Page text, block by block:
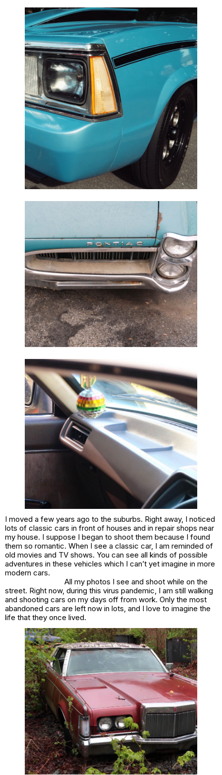
I moved a few years ago to the suburbs. Right away, I noticed
lots of classic cars in front of houses and in repair shops near
my house. I suppose I began to shoot them because I found
them so romantic. When I see a classic car, I am reminded of
old movies and TV shows. You can see all kinds of possible
adventures in these vehicles which I can’t yet imagine in more
modern cars.
All my photos I see and shoot while on the
street. Right now, during this virus pandemic, I am still walking
and shooting cars on my days off from work. Only the most
abandoned cars are left now in lots, and I love to imagine the
life that they once lived.